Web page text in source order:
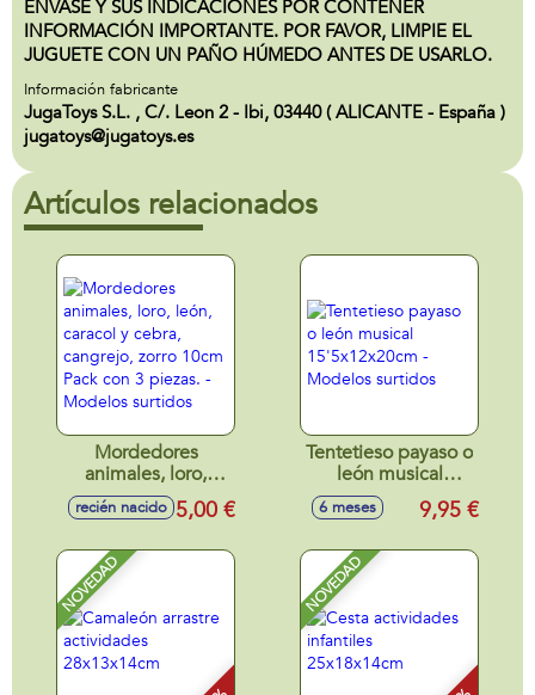
ENVASE Y SUS INDICACIONES POR CONTENER
INFORMACIÓN IMPORTANTE. POR FAVOR, LIMPIE EL
JUGUETE CON UN PAÑO HÚMEDO ANTES DE USARLO.
Información fabricante
JugaToys S.L. , C/. Leon 2 - Ibi, 03440 ( ALICANTE - España )
jugatoys@jugatoys.es
Artículos relacionados
Mordedores
animales, loro,
león, caracol y
cebra, cangrejo,
con 3 piezas. -
Modelos surtidos
recién nacido 5,00 €
Tentetieso payaso o
león musical
15'5x12x20cm -
Modelos surtidos
6 meses 9,95 €
NOVEDAD NOVEDAD